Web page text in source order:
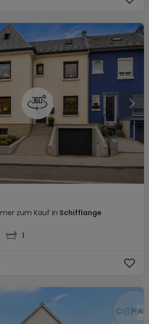
zum Kauf in Schifflange
1